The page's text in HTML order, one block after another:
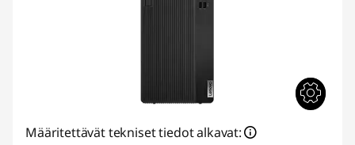
Määritettävät tekniset tiedot alkavat: